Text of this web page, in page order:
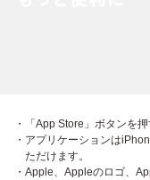
・「App Store」ボタンを
・アプリケーションは
ただけます。
・Apple、Appleのロゴ、